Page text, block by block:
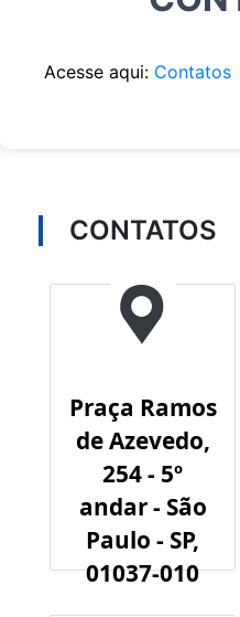
Acesse aqui: Contatos
CONTATOS
Praça Ramos
de Azevedo,
254 - 5º
andar - São
Paulo - SP,
01037-010